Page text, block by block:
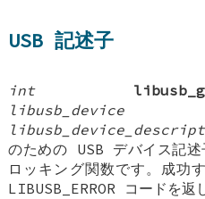
USB 記述子
int
のための USB デバイス記
ロッキング関数です。成功
LIBUSB_ERROR コードを返